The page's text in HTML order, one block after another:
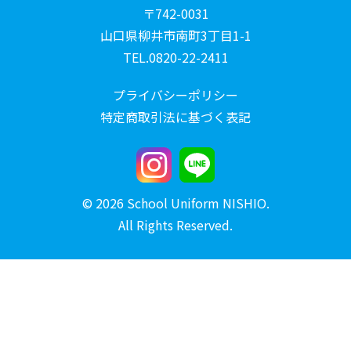
〒742-0031
山口県柳井市南町3丁目1-1
TEL.0820-22-2411
プライバシーポリシー
特定商取引法に基づく表記
© 2026 School Uniform NISHIO.
All Rights Reserved.